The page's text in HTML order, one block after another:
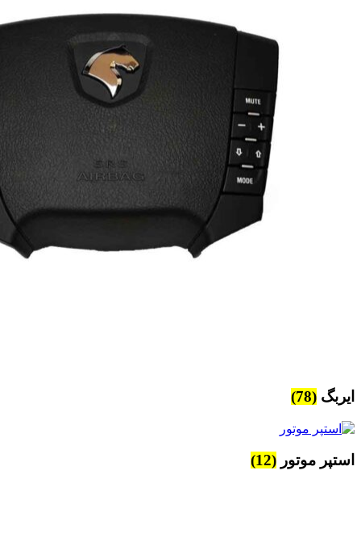
ایربگ (78)
استپر موتور (12)